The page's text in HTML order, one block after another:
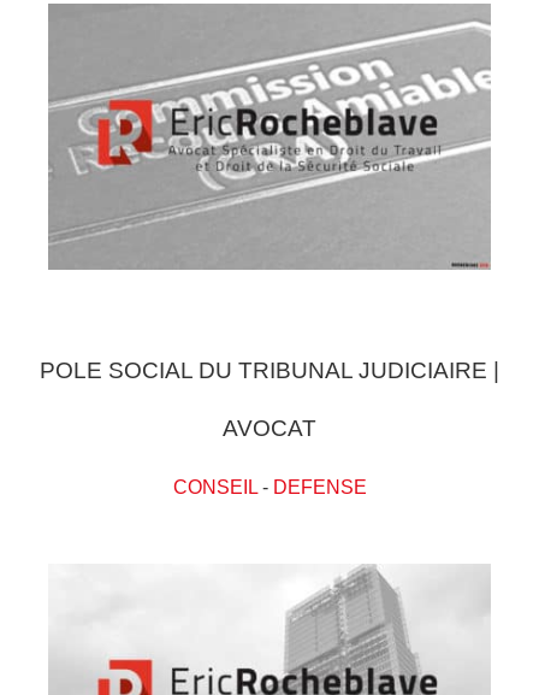
POLE SOCIAL DU TRIBUNAL JUDICIAIRE |
AVOCAT
CONSEIL- DEFENSE